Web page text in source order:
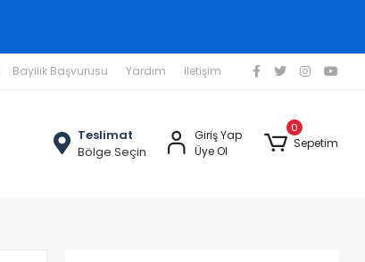
Bayilik Başvurusu Yardım İletişim
Teslimat
Bölge Seçin
Giriş Yap
Üye Ol
0
Sepetim